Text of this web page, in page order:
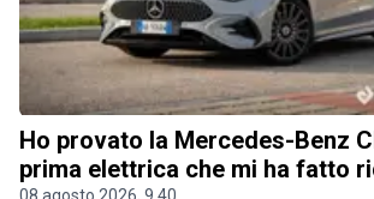
Ho provato la Mercedes-Benz
prima elettrica che mi ha fatto
08 agosto 2026, 9.40